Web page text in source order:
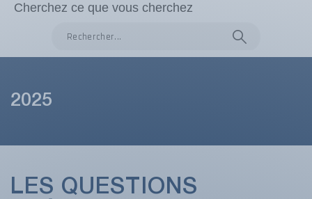
Cherchez ce que vous cherchez
2025
LES QUESTIONS